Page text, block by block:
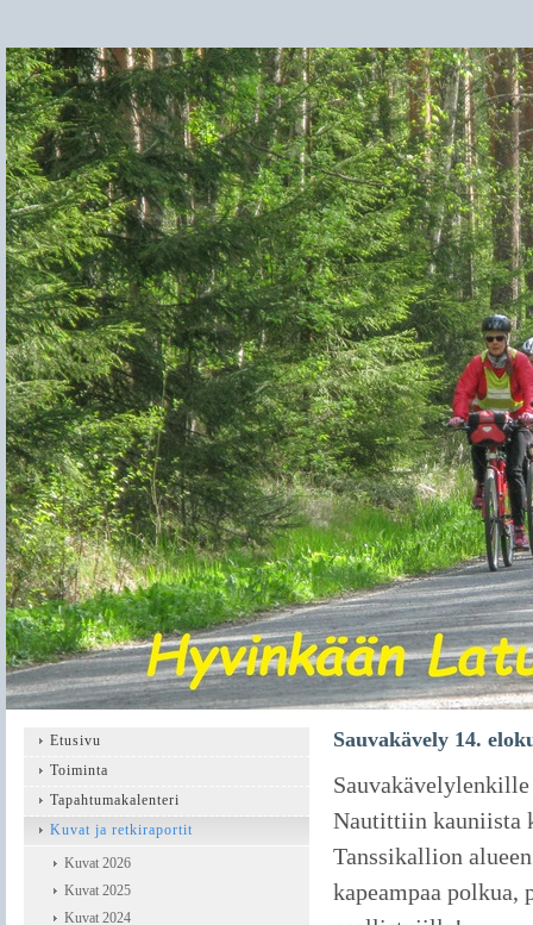
Sauvakävely 14.
Nautittiin kauniista
Tanssikallion
kapeampaa
Etusivu
Toiminta
Tapahtumakalenteri
Kuvat ja retkiraportit
Kuvat 2026
Kuvat 2025
Kuvat 2024